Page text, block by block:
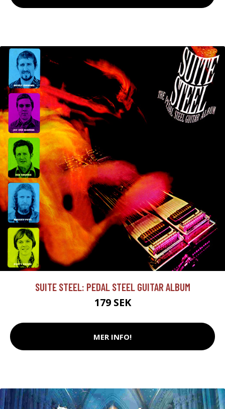
SUITE STEEL: PEDAL STEEL GUITAR ALBUM
179 SEK
MER INFO!